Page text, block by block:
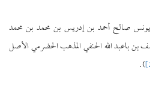
يونس صالح أحمد بن إدريس بن محمد بن محمد
باعبد الله الحنفي المذهب الحضرمي الأصل
).